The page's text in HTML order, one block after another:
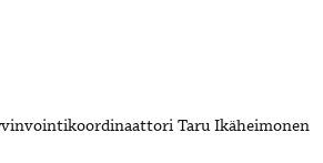
Taru Ikäheimonen